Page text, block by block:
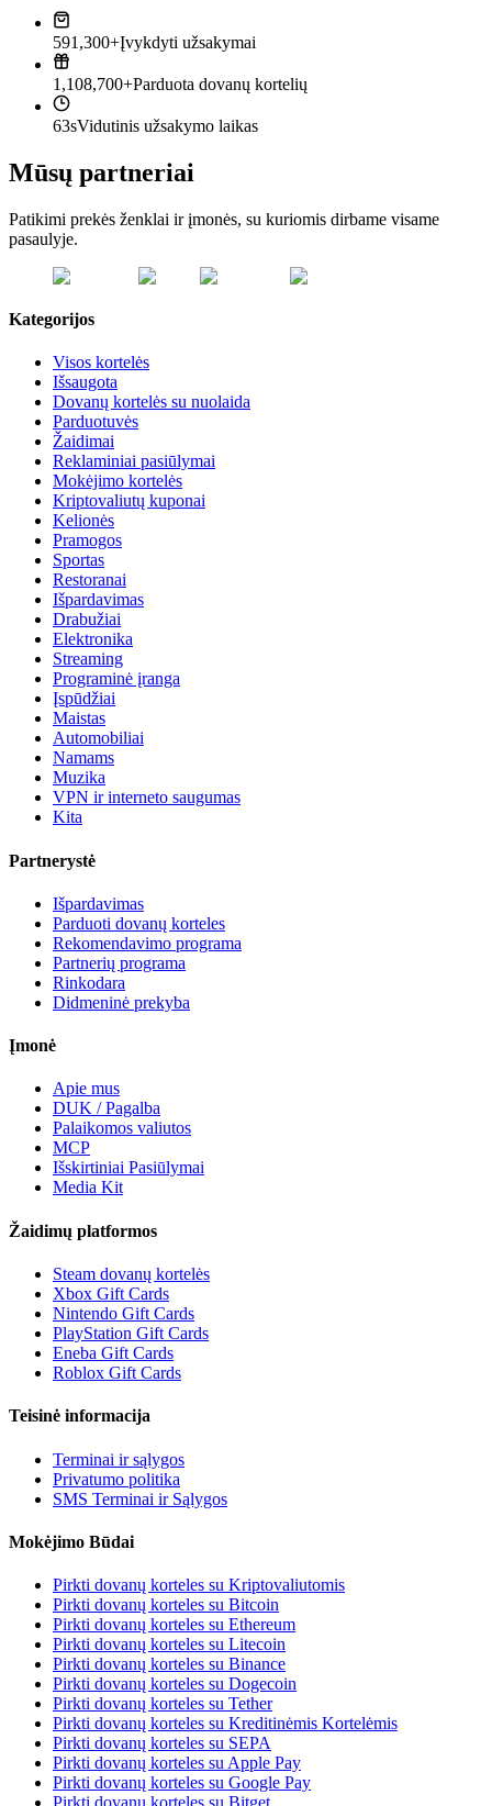
591,300+Įvykdyti užsakymai
1,108,700+Parduota dovanų kortelių
63sVidutinis užsakymo laikas
Mūsų partneriai
Patikimi prekės ženklai ir įmonės, su kuriomis dirbame visame
pasaulyje.
Kategorijos
Visos kortelės
Išsaugota
Dovanų kortelės su nuolaida
Parduotuvės
Žaidimai
Reklaminiai pasiūlymai
Mokėjimo kortelės
Kriptovaliutų kuponai
Kelionės
Pramogos
Sportas
Restoranai
Išpardavimas
Drabužiai
Elektronika
Streaming
Programinė įranga
Įspūdžiai
Maistas
Automobiliai
Namams
Muzika
VPN ir interneto saugumas
Kita
Partnerystė
Išpardavimas
Parduoti dovanų korteles
Rekomendavimo programa
Partnerių programa
Rinkodara
Didmeninė prekyba
Įmonė
Apie mus
DUK / Pagalba
Palaikomos valiutos
MCP
Išskirtiniai Pasiūlymai
Media Kit
Žaidimų platformos
Steam dovanų kortelės
Xbox Gift Cards
Nintendo Gift Cards
PlayStation Gift Cards
Eneba Gift Cards
Roblox Gift Cards
Teisinė informacija
Terminai ir sąlygos
Privatumo politika
SMS Terminai ir Sąlygos
Mokėjimo Būdai
Pirkti dovanų korteles su Kriptovaliutomis
Pirkti dovanų korteles su Bitcoin
Pirkti dovanų korteles su Ethereum
Pirkti dovanų korteles su Litecoin
Pirkti dovanų korteles su Binance
Pirkti dovanų korteles su Dogecoin
Pirkti dovanų korteles su Tether
Pirkti dovanų korteles su Kreditinėmis Kortelėmis
Pirkti dovanų korteles su SEPA
Pirkti dovanų korteles su Apple Pay
Pirkti dovanų korteles su Google Pay
Pirkti dovanų korteles su Bitget